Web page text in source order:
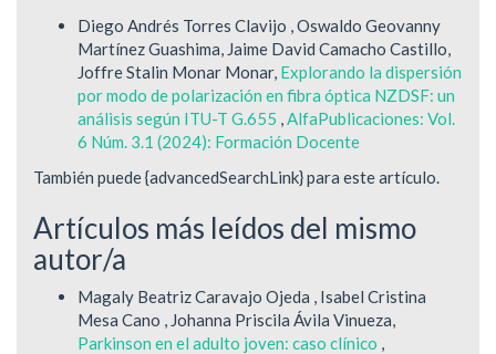
Diego Andrés Torres Clavijo , Oswaldo Geovanny
Martínez Guashima, Jaime David Camacho Castillo,
Joffre Stalin Monar Monar, Explorando la dispersión
por modo de polarización en fibra óptica NZDSF: un
análisis según ITU-T G.655 ,AlfaPublicaciones: Vol.
6 Núm. 3.1 (2024): Formación Docente
También puede {advancedSearchLink} para este artículo.
Artículos más leídos del mismo
autor/a
Magaly Beatriz Caravajo Ojeda , Isabel Cristina
Mesa Cano , Johanna Priscila Ávila Vinueza,
Parkinson en el adulto joven: caso clínico ,